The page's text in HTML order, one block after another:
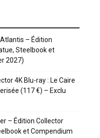
– Édition
Steelbook et
2027)
4K Blu-ray : Le Caire
(117 €) – Exclu
– Édition Collector
et Compendium